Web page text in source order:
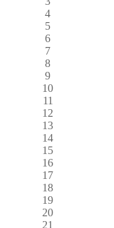
4
5
6
7
8
9
10
11
12
13
14
15
16
17
18
19
20
21